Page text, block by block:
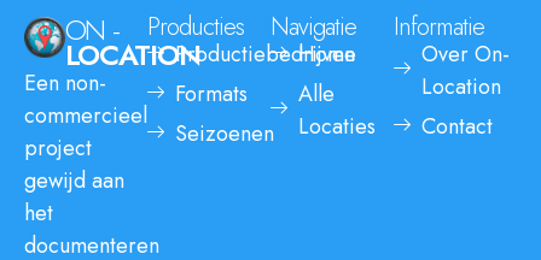
ON -
LOCATION
Een non-
commercieel
project
gewijd aan
het
documenteren
Producties
Productiebedrijven
Formats
Seizoenen
Navigatie
Home
Alle
Locaties
Informatie
Over On-
Location
Contact